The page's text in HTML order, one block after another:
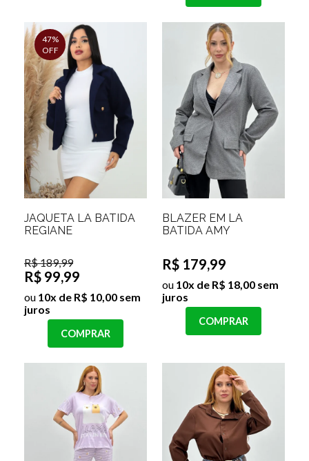
47%
OFF
JAQUETA LÃ BATIDA
REGIANE
R$ 189,99
R$ 99,99
ou 10x de R$ 10,00 sem
juros
COMPRAR
BLAZER EM LÃ
BATIDA AMY
R$ 179,99
ou 10x de R$ 18,00 sem
juros
COMPRAR